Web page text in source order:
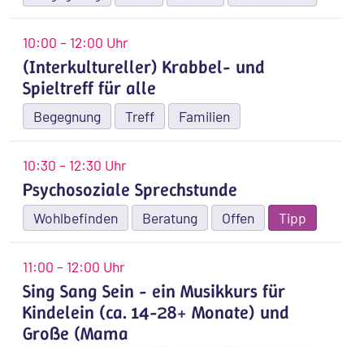
10:00 – 12:00 Uhr
(Interkultureller) Krabbel- und
Spieltreff für alle
Begegnung Treff Familien
10:30 – 12:30 Uhr
Psychosoziale Sprechstunde
Wohlbefinden Beratung Offen Tipp
11:00 – 12:00 Uhr
Sing Sang Sein - ein Musikkurs für
Kindelein (ca. 14-28+ Monate) und
Große (Mama